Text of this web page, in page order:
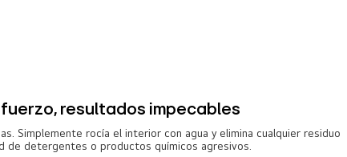
resultados impecables
Simplemente rocía el interior con agua y elimina cualquier residuo
de detergentes o productos químicos agresivos.